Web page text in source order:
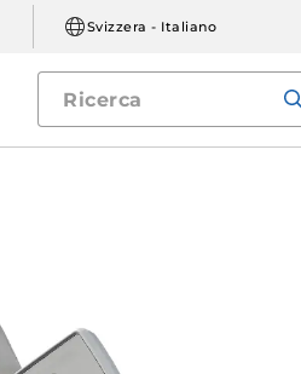
Svizzera - Italiano